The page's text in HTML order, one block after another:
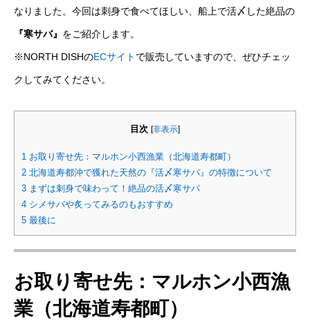
なりました。今回は刺身で食べてほしい、船上で活〆した絶品の
『寒サバ』 をご紹介します。
※NORTH DISHのECサイト で販売していますので、ぜひチェッ
クしてみてください。
目次 [非表示]
1 お取り寄せ先：マルホン小西漁業（北海道寿都町）
2 北海道寿都沖で獲れた天然の『活〆寒サバ』の特徴について
3 まずは刺身で味わって！絶品の活〆寒サバ
4 シメサバや炙ってみるのもおすすめ
5 最後に
お取り寄せ先：マルホン小西漁
業（北海道寿都町）